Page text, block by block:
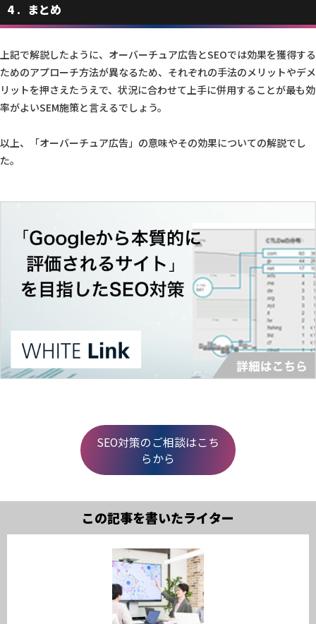
4 まとめ
上記で解説したように、オーバーチュア広告とSEOでは効果を獲得する
ためのアプローチ方法が異なるため、それぞれの手法のメリットやデメ
リットを押さえたうえで、状況に合わせて上手に併用することが最も効
率がよいSEM施策と言えるでしょう。
以上、「オーバーチュア広告」の意味やその効果についての解説でし
た。
SEO対策のご相談はこち
らから
この記事を書いたライター